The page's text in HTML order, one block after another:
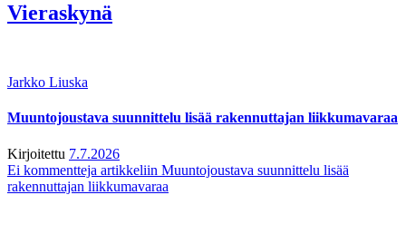
Vieraskynä
Jarkko Liuska
Muuntojoustava suunnittelu lisää rakennuttajan liikkumavaraa
Kirjoitettu 7.7.2026
Ei kommentteja artikkeliin Muuntojoustava suunnittelu lisää
rakennuttajan liikkumavaraa